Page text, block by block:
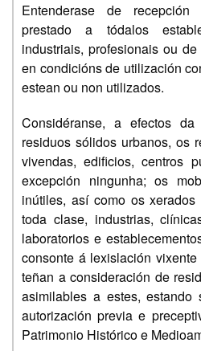
Entenderase de
prestado a tódalos
industriais, profesionais ou
en condicións de utilización
estean ou non utilizados.
Considéranse, a efectos da
residuos sólidos urbanos, os
vivendas, edificios, centros
excepción ningunha; os
inútiles, así como os
toda clase, industrias,
laboratorios e
consonte á lexislación
teñan a consideración de
asimilables a estes,
autorización previa e
Patrimonio Histórico e